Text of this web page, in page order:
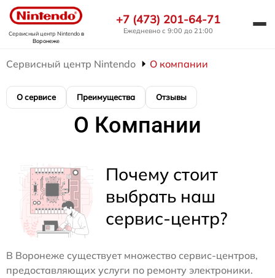
Сервисный центр Nintendoв
Воронеже
+7 (473) 201-64-71
Ежедневно с 9:00 до 21:00
Сервисный центр Nintendo О компании
О сервисе Преимущества Отзывы
О Компании
Почему стоит
выбрать наш
сервис-центр?
В Воронеже существует множество сервис-центров,
предоставляющих услуги по ремонту электроники.